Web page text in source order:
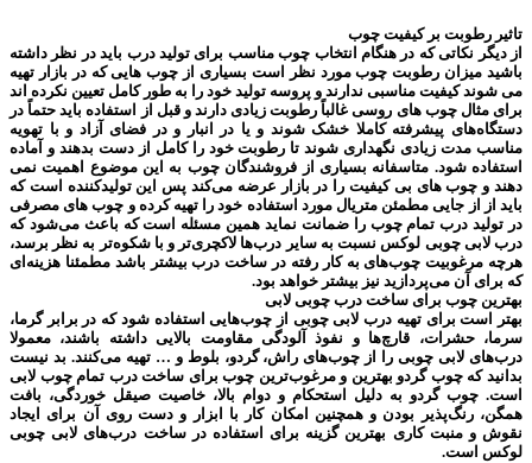
تاثیر رطوبت بر کیفیت چوب
از دیگر نکاتی که در هنگام انتخاب چوب مناسب برای تولید درب باید در نظر داشته
باشید میزان رطوبت چوب مورد نظر است بسیاری از چوب هایی که در بازار تهیه
می شوند کیفیت مناسبی ندارند و پروسه تولید خود را به طور کامل تعیین نکرده اند
برای مثال چوب های روسی غالباً رطوبت زیادی دارند و قبل از استفاده باید حتماً در
دستگاه‌های پیشرفته کاملا خشک شوند و یا در انبار و در فضای آزاد و با تهویه
مناسب مدت زیادی نگهداری شوند تا رطوبت خود را کامل از دست بدهند و آماده
استفاده شود. متاسفانه بسیاری از فروشندگان چوب به این موضوع اهمیت نمی
دهند و چوب های بی کیفیت را در بازار عرضه می‌کند پس این تولیدکننده است که
باید از از جایی مطمئن متریال مورد استفاده خود را تهیه کرده و چوب های مصرفی
در تولید درب تمام چوب را ضمانت نماید همین مسئله است که باعث می‌شود که
درب لابی چوبی لوکس نسبت به سایر درب‌ها لاکچری‌تر و با شکوه‌تر به نظر برسد،
هرچه مرغوبیت چوب‌های به کار رفته در ساخت درب بیشتر باشد مطمئنا هزینه‌ای
که برای آن می‌پردازید نیز بیشتر خواهد بود.
بهترین چوب برای ساخت درب چوبی لابی
بهتر است برای تهیه درب لابی چوبی از چوب‌هایی استفاده شود که در برابر گرما،
سرما، حشرات، قارچ‌ها و نفوذ آلودگی مقاومت بالایی داشته باشند، معمولا
درب‌های لابی چوبی را از چوب‌های راش، گردو، بلوط و … تهیه می‌کنند. بد نیست
بدانید که چوب گردو بهترین و مرغوب‌ترین چوب برای ساخت درب تمام چوب لابی
است. چوب گردو به دلیل استحکام و دوام بالا، خاصیت صیقل خوردگی، بافت
همگن، رنگ‌پذیر بودن و همچنین امکان کار با ابزار و دست روی آن برای ایجاد
نقوش و منبت کاری بهترین گزینه برای استفاده در ساخت درب‌های لابی چوبی
لوکس است.